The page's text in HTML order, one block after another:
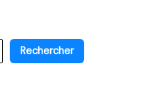
Rechercher